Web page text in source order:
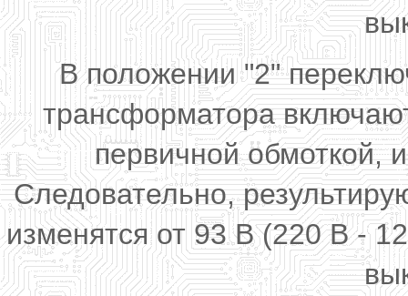
В положении "2"
трансформатора
первичной обмоткой,
Следовательно,
изменятся от 93 В (220 В -